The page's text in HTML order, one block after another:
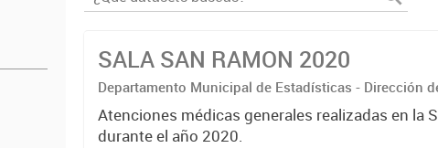
SALA SAN RAMON 2020
Departamento Municipal de Estadísticas - Dirección
Primaria de la Salud
Atenciones médicas generales realizadas en la
durante el año 2020.